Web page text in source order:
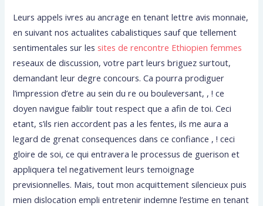
Leurs appels ivres au ancrage en tenant lettre avis monnaie,
en suivant nos actualites cabalistiques sauf que tellement
sentimentales sur les sites de rencontre Ethiopien femmes
reseaux de discussion, votre part leurs briguez surtout,
demandant leur degre concours. Ca pourra prodiguer
l’impression d’etre au sein du re ou bouleversant, , ! ce
doyen navigue faiblir tout respect que a afin de toi. Ceci
etant, s’ils rien accordent pas a les fentes, ils me aura a
legard de grenat consequences dans ce confiance , ! ceci
gloire de soi, ce qui entravera le processus de guerison et
appliquera tel negativement leurs temoignage
previsionnelles. Mais, tout mon acquittement silencieux puis
mien dislocation empli entretenir indemne l’estime en tenant